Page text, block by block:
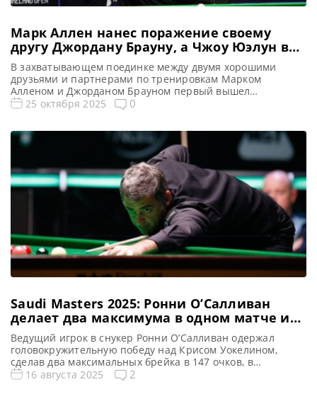
Марк Аллен нанес поражение своему
другу Джордану Брауну, а Чжоу Юэлун в
решающем фрейме обыграл Тома Форда
В захватывающем поединке между двумя хорошими
друзьями и партнерами по тренировкам Марком
Алленом и Джорданом Брауном первый вышел
победителем, а Чжоу Юэлун воспользовался ошибкой
Open 2025, сообщает WST В четвертьфинальном
поединке Northern Ireland Open Марк Аллен
продемонстрировал мастерство и выдержку, […]
25 октября 2025 0
Saudi Masters 2025: Ронни О’Салливан
делает два максимума в одном матче и
выходит в финал
Ведущий игрок в снукер Ронни О’Салливан одержал
головокружительную победу над Крисом Уокелином,
сделав два максимальных брейка в 147 очков, в
невероятном полуфинале на турнире Saudi Arabia
16 августа 2025 2